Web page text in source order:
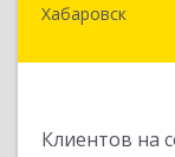
Хабаровск
Клиентов на